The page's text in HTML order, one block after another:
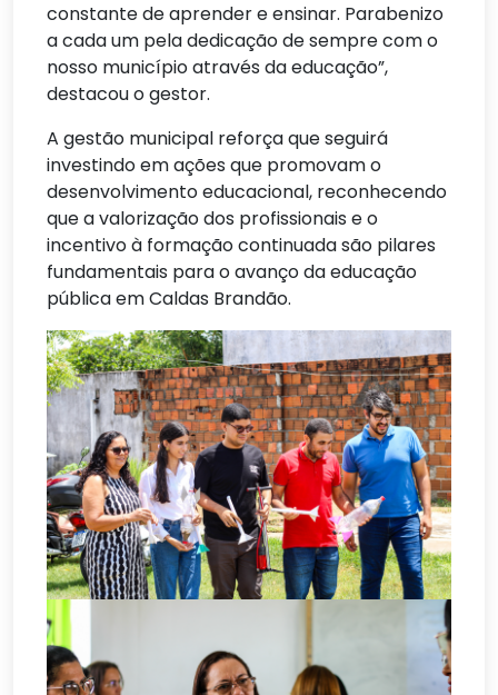
constante de aprender e ensinar. Parabenizo
a cada um pela dedicação de sempre com o
nosso município através da educação”,
destacou o gestor.
A gestão municipal reforça que seguirá
investindo em ações que promovam o
desenvolvimento educacional, reconhecendo
que a valorização dos profissionais e o
incentivo à formação continuada são pilares
fundamentais para o avanço da educação
pública em Caldas Brandão.